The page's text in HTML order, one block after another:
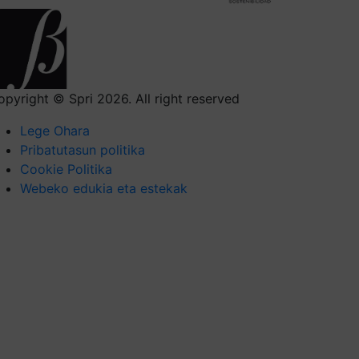
© Spri 2026. All right reserved
Lege Ohara
Pribatutasun politika
Cookie Politika
Webeko edukia eta estekak